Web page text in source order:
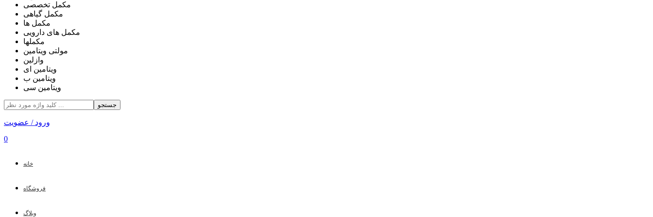
مکمل تخصصی
مکمل گیاهی
مکمل ها
مکمل های دارویی
مکملها
مولتی ویتامین
وازلین
ویتامین ای
ویتامین ب
ویتامین سی
جستجو
ورود / عضویت
0
خانه
فروشگاه
وبلاگ